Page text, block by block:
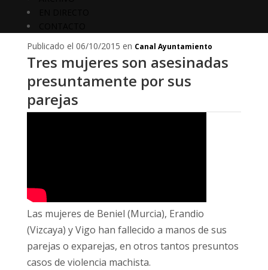
Publicado el 06/10/2015 en Canal Ayuntamiento
Tres mujeres son asesinadas
presuntamente por sus
parejas
Las mujeres de Beniel (Murcia), Erandio
(Vizcaya) y Vigo han fallecido a manos de sus
parejas o exparejas, en otros tantos presuntos
casos de violencia machista.